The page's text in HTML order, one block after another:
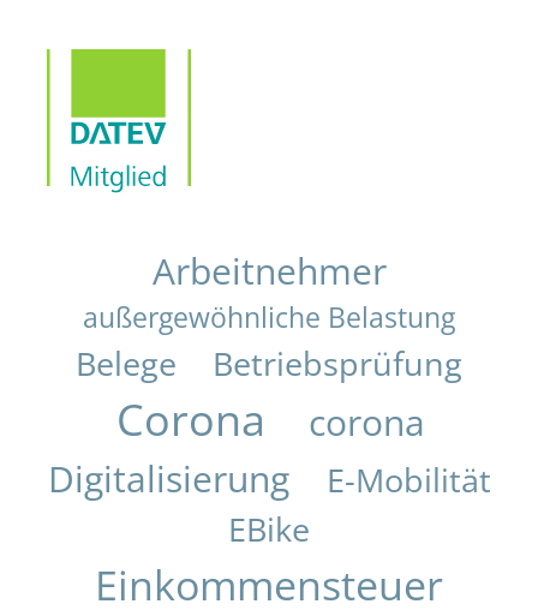
Arbeitnehmer
außergewöhnliche Belastung
Belege Betriebsprüfung
Corona
corona
Digitalisierung
E-Mobilität
EBike
Einkommensteuer